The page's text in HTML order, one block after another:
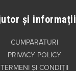
și informații
CUMPĂRĂTURI
PRIVACY POLICY
TERMENI ȘI CONDIȚII